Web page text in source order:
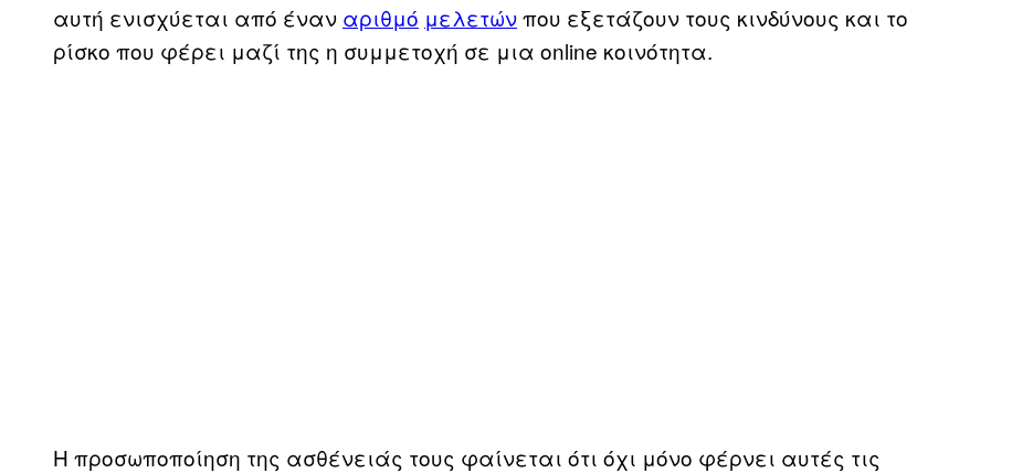
αυτή ενισχύεται από έναν αριθμό μελετώνπου εξετάζουν τους κινδύνους και το
ρίσκο που φέρει μαζί της η συμμετοχή σε μια online κοινότητα.
Η προσωποποίηση της ασθένειάς τους φαίνεται ότι όχι μόνο φέρνει αυτές τις